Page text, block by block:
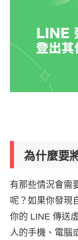
為什麼要
有那些情況會需
呢？如果你發現
你的 LINE 傳送
人的手機、電腦